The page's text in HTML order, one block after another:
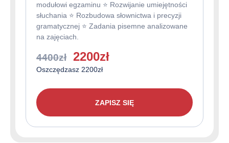
modułowi egzaminu ⭐️ Rozwijanie umiejętności
słuchania ⭐️ Rozbudowa słownictwa i precyzji
gramatycznej ⭐️ Zadania pisemne analizowane
na zajęciach.
4400zł
Pierwotna
cena
2200złAktualna
Oszczędzasz 2200zł
ZAPISZ SIĘ